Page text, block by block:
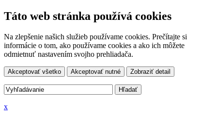
Táto web stránka používá cookies
Na zlepšenie našich služieb používame cookies. Prečítajte si
informácie o tom, ako používame cookies a ako ich môžete
odmietnuť nastavením svojho prehliadača.
Akceptovať všetko Akceptovať nutné Zobraziť detail
x